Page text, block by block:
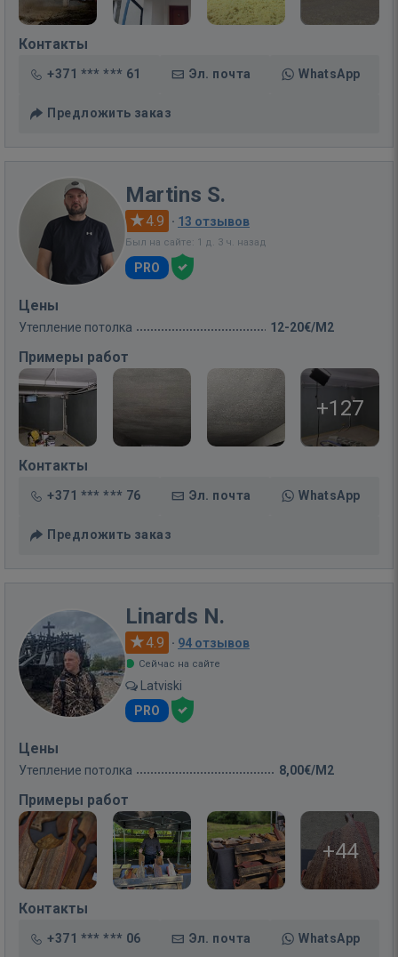
Контакты
+371 *** *** 61 Эл. почта WhatsApp
Предложить заказ
Martins S.
4.9 · 13 отзывов
Был на сайте: 1 д. 3 ч. назад
PRO
Цены
Утепление потолка 12-20€/M2
Примеры работ
+127
Контакты
+371 *** *** 76 Эл. почта WhatsApp
Предложить заказ
Linards N.
4.9 · 94 отзывов
Сейчас на сайте
Latviski
PRO
Цены
Утепление потолка 8,00€/M2
Примеры работ
+44
Контакты
+371 *** *** 06 Эл. почта WhatsApp